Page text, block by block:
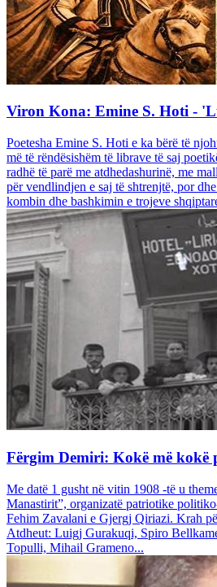
Viron Kona: Emine S. Hoti -
Poetesha Emine S. Hoti e ka bërë të
më të rëndësishëm të librave të saj
radhë të parë me atdhedashurinë, me
për vendlindjen e saj të shtrenjtë, por
kombin dhe bashkimin e trojeve
Fërgim Demiri: Kokë më kokë
Me datë 1 gusht në vitin 1908 -të u
Manastirit”, organizatë patriotike
Fehim Zavalani e Gjergj Qiriazi. Krah
Atdheut: Luigj Gurakuqi, Spiro
Topulli, Mihail Grameno...